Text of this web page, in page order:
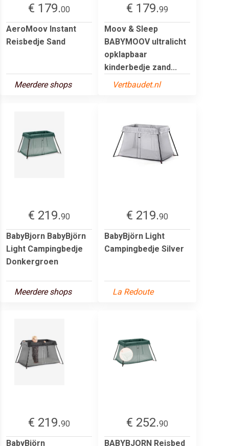
€ 179.00
AeroMoov Instant
Reisbedje Sand
Meerdere shops
€ 179.99
Moov & Sleep
BABYMOOV ultralicht
opklapbaar
kinderbedje zand...
Vertbaudet.nl
€ 219.90
BabyBjorn BabyBjörn
Light Campingbedje
Donkergroen
Meerdere shops
€ 219.90
BabyBjörn Light
Campingbedje Silver
La Redoute
€ 219.90
BabyBjörn
€ 252.90
BABYBJORN Reisbed